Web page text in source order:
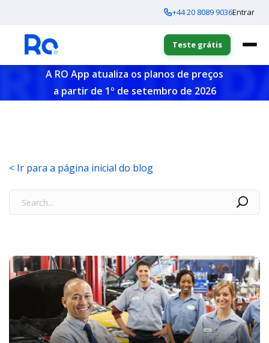
+44 20 8089 9036Entrar
Teste grátis
A RO App atualiza os planos de preços
a partir de 1º de setembro de 2026
< Ir para a página inicial do blog